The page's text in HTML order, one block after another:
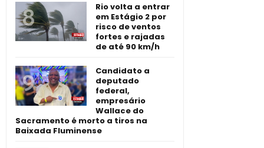
Rio volta a entrar
em Estágio 2 por
risco de ventos
fortes e rajadas
de até 90 km/h
Candidato a
deputado
federal,
empresário
Wallace do
Sacramento é morto a tiros na
Baixada Fluminense